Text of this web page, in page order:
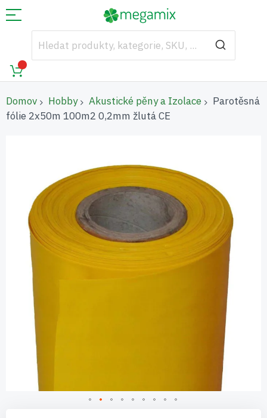
Domov Hobby Akustické pěny a Izolace
Parotěsná
fólie 2x50m 100m2 0,2mm žlutá CE